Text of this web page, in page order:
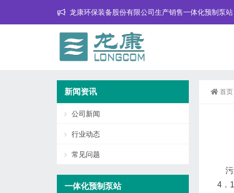
龙康环保装备股份有限公司生产销售一体化预制泵
首页
4．
新闻资讯
公司新闻
行业动态
常见问题
一体化预制泵站